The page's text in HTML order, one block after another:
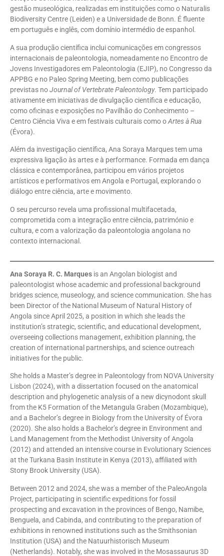
gestão museológica, realizadas em instituições como o Naturalis
Biodiversity Centre (Leiden) e a Universidade de Bonn. É fluente
em português e inglês, com domínio intermédio de espanhol.
A sua produção científica inclui comunicações em congressos
internacionais de paleontologia, nomeadamente no Encontro de
Jovens Investigadores em Paleontologia (EJIP), no Congresso da
APPBG e no Paleo Spring Meeting, bem como publicações
previstas noJournal of Vertebrate Paleontology. Tem participado
ativamente em iniciativas de divulgação científica e educação,
como oficinas e exposições no Pavilhão do Conhecimento –
Centro Ciência Viva e em festivais culturais como oArtes à Rua
(Évora).
Além da investigação científica, Ana Soraya Marques tem uma
expressiva ligação às artes e à performance. Formada em dança
clássica e contemporânea, participou em vários projetos
artísticos e performativos em Angola e Portugal, explorando o
diálogo entre ciência, arte e movimento.
O seu percurso revela uma profissional multifacetada,
comprometida com a integração entre ciência, património e
cultura, e com a valorização da paleontologia angolana no
contexto internacional.
Ana Soraya R. C. Marques is an Angolan biologist and
paleontologist whose academic and professional background
bridges science, museology, and science communication. She has
been Director of the National Museum of Natural History of
Angola since April 2025, a position in which she leads the
institution’s strategic, scientific, and educational development,
overseeing collections management, exhibition planning, the
creation of international partnerships, and science outreach
initiatives for the public.
She holds a Master’s degree in Paleontology from NOVA University
Lisbon (2024), with a dissertation focused on the anatomical
description and phylogenetic analysis of a new dicynodont skull
from the K5 Formation of the Metangula Graben (Mozambique),
and a Bachelor’s degree in Biology from the University of Évora
(2020). She also holds a Bachelor’s degree in Environment and
Land Management from the Methodist University of Angola
(2012) and attended an intensive course in Evolutionary Sciences
at the Turkana Basin Institute in Kenya (2013), affiliated with
Stony Brook University (USA).
Between 2012 and 2024, she was a member of the PaleoAngola
Project, participating in scientific expeditions for fossil
prospecting and excavation in the provinces of Bengo, Namibe,
Benguela, and Cabinda, and contributing to the preparation of
exhibitions in renowned institutions such as the Smithsonian
Institution (USA) and the Natuurhistorisch Museum
(Netherlands). Notably, she was involved in the Mosassaurus 3D